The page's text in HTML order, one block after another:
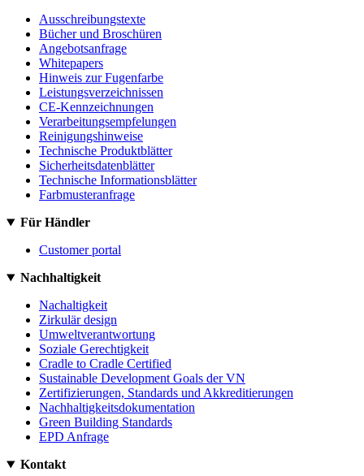
Ausschreibungstexte
Bücher und Broschüren
Angebotsanfrage
Whitepapers
Hinweis zur Fugenfarbe
Leistungsverzeichnissen
CE-Kennzeichnungen
Verarbeitungsempfelungen
Reinigungshinweise
Technische Produktblätter
Sicherheitsdatenblätter
Technische Informationsblätter
Farbmusteranfrage
Für Händler
Customer portal
Nachhaltigkeit
Nachaltigkeit
Zirkulär design
Umweltverantwortung
Soziale Gerechtigkeit
Cradle to Cradle Certified
Sustainable Development Goals der VN
Zertifizierungen, Standards und Akkreditierungen
Nachhaltigkeitsdokumentation
Green Building Standards
EPD Anfrage
Kontakt